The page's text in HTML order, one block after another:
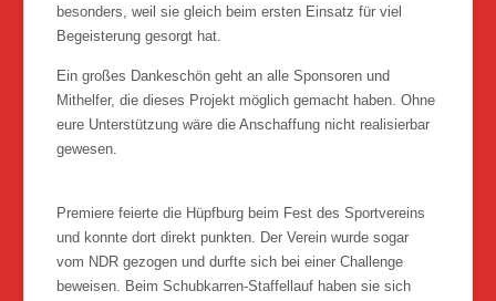
besonders, weil sie gleich beim ersten Einsatz für viel
Begeisterung gesorgt hat.
Ein großes Dankeschön geht an alle Sponsoren und
Mithelfer, die dieses Projekt möglich gemacht haben. Ohne
eure Unterstützung wäre die Anschaffung nicht realisierbar
gewesen.
Premiere feierte die Hüpfburg beim Fest des Sportvereins
und konnte dort direkt punkten. Der Verein wurde sogar
vom NDR gezogen und durfte sich bei einer Challenge
beweisen. Beim Schubkarren-Staffellauf haben sie sich